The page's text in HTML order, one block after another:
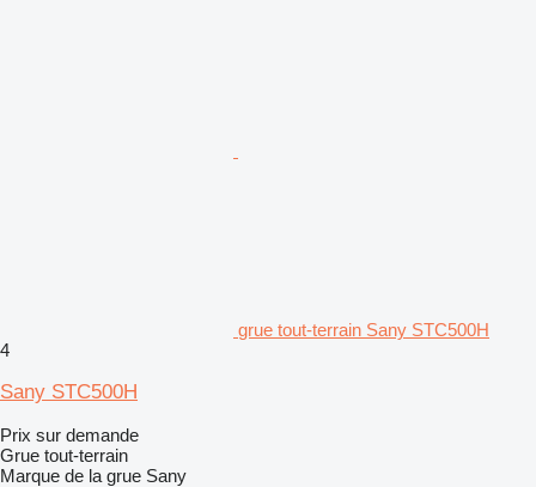
grue tout-terrain Sany STC500H
4
Sany STC500H
Prix sur demande
Grue tout-terrain
Marque de la grue Sany